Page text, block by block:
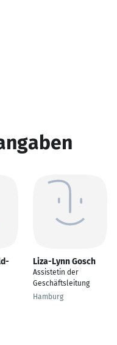
Liza-Lynn Gosch
Assistetin der
Geschäftsleitung
Hamburg